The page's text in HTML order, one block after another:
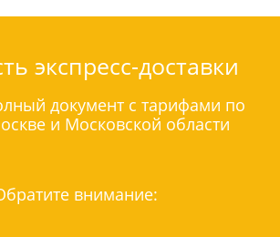
экспресс-доставки
документ с тарифами по
и Московской области
внимание: